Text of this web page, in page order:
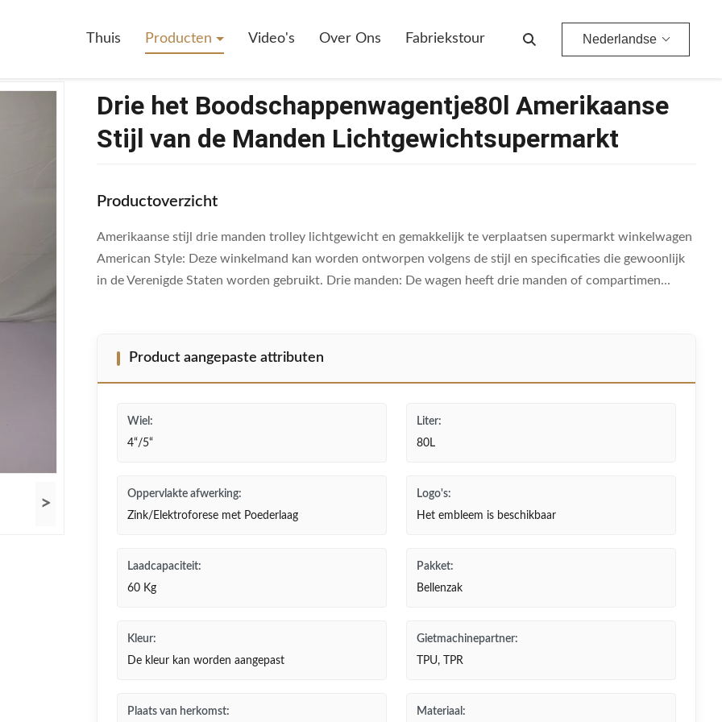
Thuis Producten Video's Over Ons Fabriekstour Nederlandse
>
Drie het Boodschappenwagentje80l Amerikaanse
Stijl van de Manden Lichtgewichtsupermarkt
Productoverzicht
Amerikaanse stijl drie manden trolley lichtgewicht en gemakkelijk te verplaatsen supermarkt winkelwagen
American Style: Deze winkelmand kan worden ontworpen volgens de stijl en specificaties die gewoonlijk
in de Verenigde Staten worden gebruikt. Drie manden: De wagen heeft drie manden of compartimen...
Product aangepaste attributen
Wiel:
4“/5“
Liter:
80L
Oppervlakte afwerking:
Zink/Elektroforese met Poederlaag
Logo's:
Het embleem is beschikbaar
Laadcapaciteit:
60 Kg
Pakket:
Bellenzak
Kleur:
De kleur kan worden aangepast
Gietmachinepartner:
TPU, TPR
Plaats van herkomst: Materiaal: